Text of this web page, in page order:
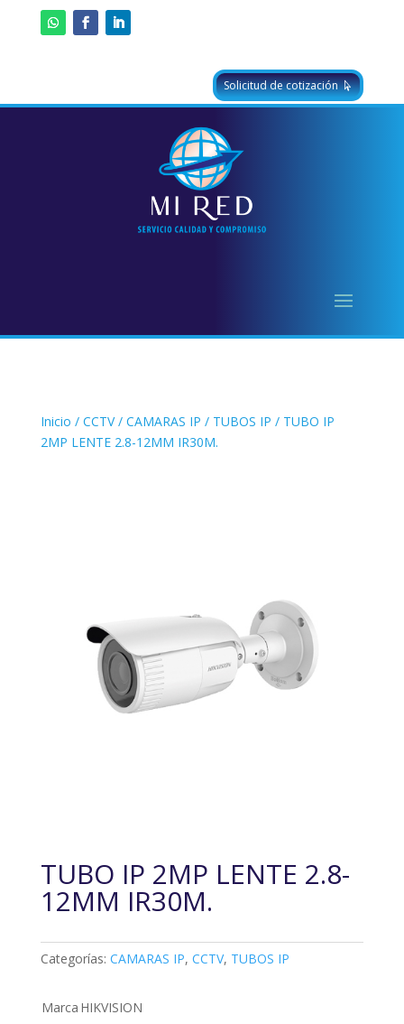
Solicitud de cotización
Inicio / CCTV/ CAMARAS IP / TUBOS IP / TUBO IP
2MP LENTE 2.8-12MM IR30M.
TUBO IP 2MP LENTE 2.8-
12MM IR30M.
Categorías: CAMARAS IP, CCTV, TUBOS IP
Marca HIKVISION